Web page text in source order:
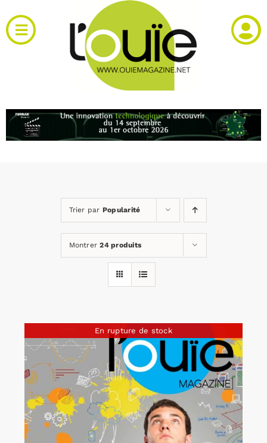
au
contenu
Toggle
Navigation
RH et emploi
Annonces emploi
Trier par Popularité
Montrer24 produits
En rupture de stock